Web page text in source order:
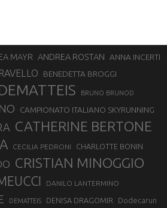
MAYR ANDREA ROSTAN ANNA INCERTI
BENEDETTA BROGGI
BRUNO BRUNOD
CAMPIONATO ITALIANO SKYRUNNING
CATHERINE BERTONE
CECILIA PEDRONI CHARLOTTE BONIN
CRISTIAN MINOGGIO
DANILO LANTERMINO
DEMATTEIS DENISA DRAGOMIR Dodecarun